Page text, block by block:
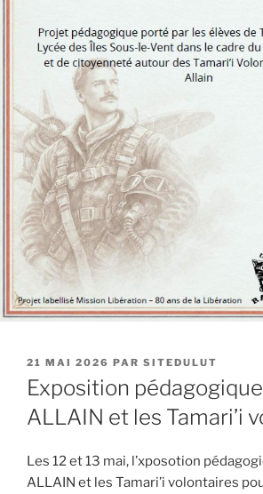
PUBLIÉ
LE
21 MAI 2026 PAR SITEDULUT
Exposition
ALLAIN et les Tamari’i
Les 12 et 13 mai, l’xposotion
ALLAIN et les Tamari’i volontaires